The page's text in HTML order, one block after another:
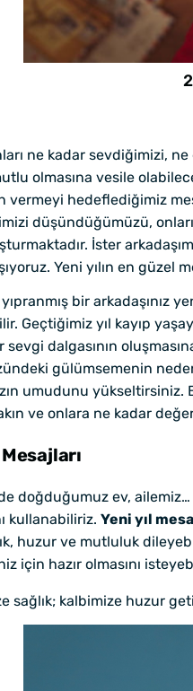
ne kadar sevdiğimizi,
olmasına vesile
vermeyi hedeflediğimiz
düşündüğümüzü,
İster
Yeni yılın en güzel
bir arkadaşınız
Geçtiğimiz yıl kayıp
dalgasının
gülümsemenin
umudunu yükseltirsiniz.
ve onlara ne kadar
doğduğumuz ev,
kullanabiliriz. Yeni yıl
huzur ve mutluluk
için hazır olmasını
sağlık; kalbimize huzur